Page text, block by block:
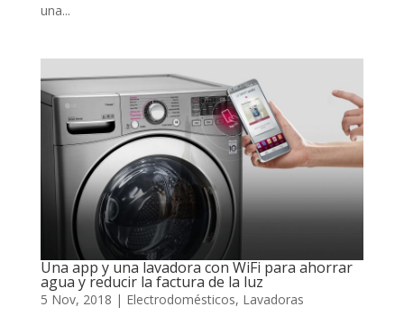
una...
Una app y una lavadora con WiFi para ahorrar
agua y reducir la factura de la luz
5 Nov, 2018 | Electrodomésticos, Lavadoras